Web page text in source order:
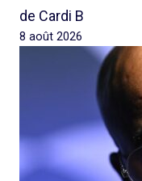
de Cardi B
8 août 2026